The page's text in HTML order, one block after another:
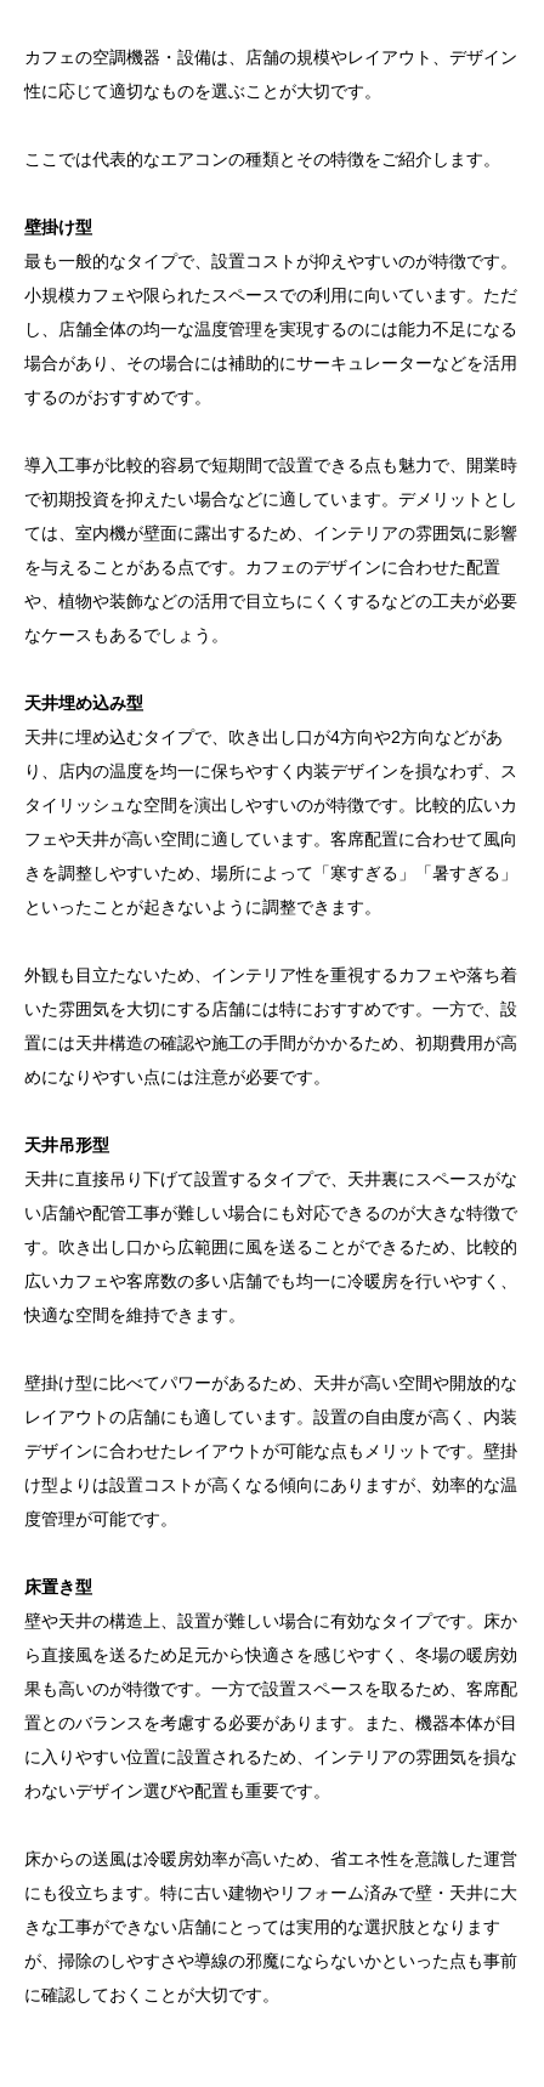
カフェの空調機器・設備は、店舗の規模やレイアウト、デザイン
性に応じて適切なものを選ぶことが大切です。
ここでは代表的なエアコンの種類とその特徴をご紹介します。
壁掛け型
最も一般的なタイプで、設置コストが抑えやすいのが特徴です。
小規模カフェや限られたスペースでの利用に向いています。ただ
し、店舗全体の均一な温度管理を実現するのには能力不足になる
場合があり、その場合には補助的にサーキュレーターなどを活用
するのがおすすめです。
導入工事が比較的容易で短期間で設置できる点も魅力で、開業時
で初期投資を抑えたい場合などに適しています。デメリットとし
ては、室内機が壁面に露出するため、インテリアの雰囲気に影響
を与えることがある点です。カフェのデザインに合わせた配置
や、植物や装飾などの活用で目立ちにくくするなどの工夫が必要
なケースもあるでしょう。
天井埋め込み型
天井に埋め込むタイプで、吹き出し口が4方向や2方向などがあ
り、店内の温度を均一に保ちやすく内装デザインを損なわず、ス
タイリッシュな空間を演出しやすいのが特徴です。比較的広いカ
フェや天井が高い空間に適しています。客席配置に合わせて風向
きを調整しやすいため、場所によって「寒すぎる」「暑すぎる」
といったことが起きないように調整できます。
外観も目立たないため、インテリア性を重視するカフェや落ち着
いた雰囲気を大切にする店舗には特におすすめです。一方で、設
置には天井構造の確認や施工の手間がかかるため、初期費用が高
めになりやすい点には注意が必要です。
天井吊形型
天井に直接吊り下げて設置するタイプで、天井裏にスペースがな
い店舗や配管工事が難しい場合にも対応できるのが大きな特徴で
す。吹き出し口から広範囲に風を送ることができるため、比較的
広いカフェや客席数の多い店舗でも均一に冷暖房を行いやすく、
快適な空間を維持できます。
壁掛け型に比べてパワーがあるため、天井が高い空間や開放的な
レイアウトの店舗にも適しています。設置の自由度が高く、内装
デザインに合わせたレイアウトが可能な点もメリットです。壁掛
け型よりは設置コストが高くなる傾向にありますが、効率的な温
度管理が可能です。
床置き型
壁や天井の構造上、設置が難しい場合に有効なタイプです。床か
ら直接風を送るため足元から快適さを感じやすく、冬場の暖房効
果も高いのが特徴です。一方で設置スペースを取るため、客席配
置とのバランスを考慮する必要があります。また、機器本体が目
に入りやすい位置に設置されるため、インテリアの雰囲気を損な
わないデザイン選びや配置も重要です。
床からの送風は冷暖房効率が高いため、省エネ性を意識した運営
にも役立ちます。特に古い建物やリフォーム済みで壁・天井に大
きな工事ができない店舗にとっては実用的な選択肢となります
が、掃除のしやすさや導線の邪魔にならないかといった点も事前
に確認しておくことが大切です。